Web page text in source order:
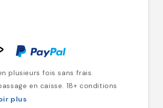
plusieurs fois sans frais.
en caisse. 18+ conditions
plus